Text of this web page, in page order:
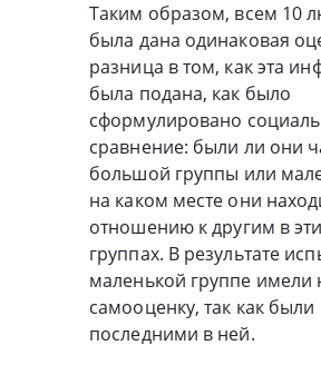
Таким образом, всем 10
была дана одинаковая
разница в том, как эта
была подана, как было
сформулировано
сравнение: были ли они
большой группы или
на каком месте они
отношению к другим в
группах. В результате
маленькой группе имели
самооценку, так как были
последними в ней.